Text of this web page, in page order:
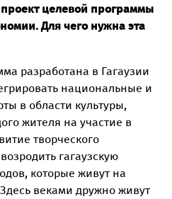
целевой программы
Для чего нужна эта
разработана в Гагаузии
национальные и
в области культуры,
жителя на участие в
творческого
гагаузскую
которые живут на
веками дружно живут